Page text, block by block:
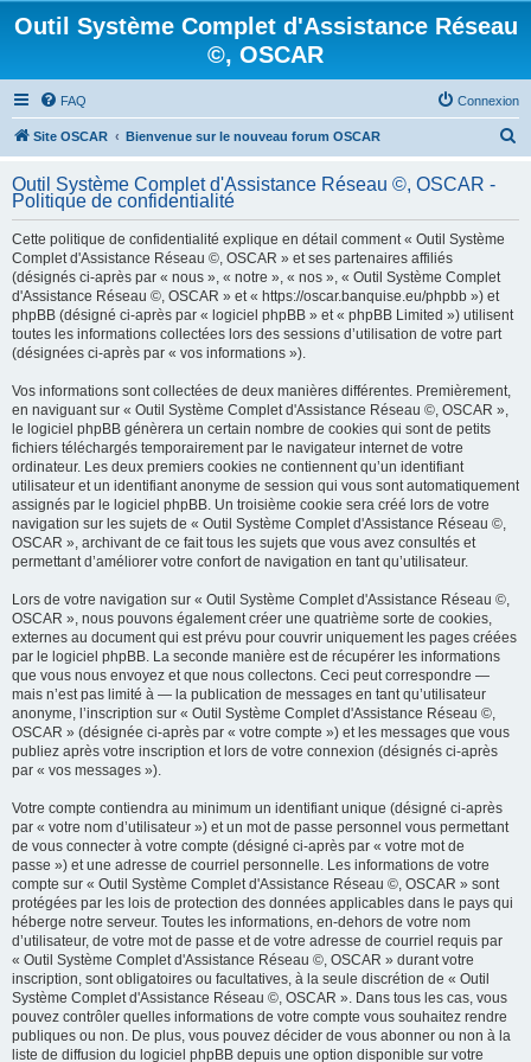
Outil Système Complet d'Assistance Réseau
©, OSCAR
FAQ Connexion
Site OSCAR Bienvenue sur le nouveau forum OSCAR
h
Outil Système Complet d'Assistance Réseau ©, OSCAR -
Politique de confidentialité
Cette politique de confidentialité explique en détail comment « Outil Système
Complet d'Assistance Réseau ©, OSCAR » et ses partenaires affiliés
(désignés ci-après par « nous », « notre », « nos », « Outil Système Complet
d'Assistance Réseau ©, OSCAR » et « https://oscar.banquise.eu/phpbb ») et
phpBB (désigné ci-après par « logiciel phpBB » et « phpBB Limited ») utilisent
toutes les informations collectées lors des sessions d’utilisation de votre part
(désignées ci-après par « vos informations »).
Vos informations sont collectées de deux manières différentes. Premièrement,
en naviguant sur « Outil Système Complet d'Assistance Réseau ©, OSCAR »,
le logiciel phpBB génèrera un certain nombre de cookies qui sont de petits
fichiers téléchargés temporairement par le navigateur internet de votre
ordinateur. Les deux premiers cookies ne contiennent qu’un identifiant
utilisateur et un identifiant anonyme de session qui vous sont automatiquement
assignés par le logiciel phpBB. Un troisième cookie sera créé lors de votre
navigation sur les sujets de « Outil Système Complet d'Assistance Réseau ©,
OSCAR », archivant de ce fait tous les sujets que vous avez consultés et
permettant d’améliorer votre confort de navigation en tant qu’utilisateur.
Lors de votre navigation sur « Outil Système Complet d'Assistance Réseau ©,
OSCAR », nous pouvons également créer une quatrième sorte de cookies,
externes au document qui est prévu pour couvrir uniquement les pages créées
par le logiciel phpBB. La seconde manière est de récupérer les informations
que vous nous envoyez et que nous collectons. Ceci peut correspondre —
mais n’est pas limité à — la publication de messages en tant qu’utilisateur
anonyme, l’inscription sur « Outil Système Complet d'Assistance Réseau ©,
OSCAR » (désignée ci-après par « votre compte ») et les messages que vous
publiez après votre inscription et lors de votre connexion (désignés ci-après
par « vos messages »).
Votre compte contiendra au minimum un identifiant unique (désigné ci-après
par « votre nom d’utilisateur ») et un mot de passe personnel vous permettant
de vous connecter à votre compte (désigné ci-après par « votre mot de
passe ») et une adresse de courriel personnelle. Les informations de votre
compte sur « Outil Système Complet d'Assistance Réseau ©, OSCAR » sont
protégées par les lois de protection des données applicables dans le pays qui
héberge notre serveur. Toutes les informations, en-dehors de votre nom
d’utilisateur, de votre mot de passe et de votre adresse de courriel requis par
« Outil Système Complet d'Assistance Réseau ©, OSCAR » durant votre
inscription, sont obligatoires ou facultatives, à la seule discrétion de « Outil
Système Complet d'Assistance Réseau ©, OSCAR ». Dans tous les cas, vous
pouvez contrôler quelles informations de votre compte vous souhaitez rendre
publiques ou non. De plus, vous pouvez décider de vous abonner ou non à la
liste de diffusion du logiciel phpBB depuis une option disponible sur votre